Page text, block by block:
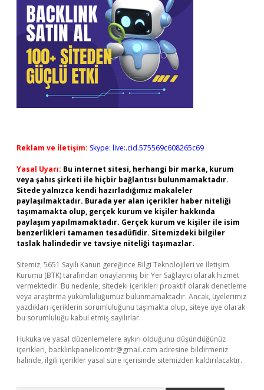
Reklam ve İletişim: Skype: live:.cid.575569c608265c69
Yasal Uyarı: Bu internet sitesi, herhangi bir marka, kurum
veya şahıs şirketi ile hiçbir bağlantısı bulunmamaktadır.
Sitede yalnızca kendi hazırladığımız makaleler
paylaşılmaktadır. Burada yer alan içerikler haber niteliği
taşımamakta olup, gerçek kurum ve kişiler hakkında
paylaşım yapılmamaktadır. Gerçek kurum ve kişiler ile isim
benzerlikleri tamamen tesadüfidir. Sitemizdeki bilgiler
taslak halindedir ve tavsiye niteliği taşımazlar.
Sitemiz, 5651 Sayılı Kanun gereğince Bilgi Teknolojileri ve İletişim
Kurumu (BTK) tarafından onaylanmış bir Yer Sağlayıcı olarak hizmet
vermektedir. Bu nedenle, sitedeki içerikleri proaktif olarak denetleme
veya araştırma yükümlülüğümüz bulunmamaktadır. Ancak, üyelerimiz
yazdıkları içeriklerin sorumluluğunu taşımakta olup, siteye üye olarak
bu sorumluluğu kabul etmiş sayılırlar.
Hukuka ve yasal düzenlemelere aykırı olduğunu düşündüğünüz
içerikleri, backlinkpanelicomtr@gmail.com adresine bildirmeniz
halinde, ilgili içerikler yasal süre içerisinde sitemizden kaldırılacaktır.